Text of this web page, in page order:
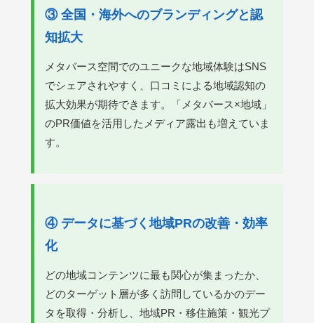
③ 全国・海外へのブランディングと認
知拡大
メタバース空間でのユニークな地域体験はSNS
でシェアされやすく、口コミによる地域認知の
拡大効果が期待できます。「メタバース×地域」
のPR価値を活用したメディア露出も増えていま
す。
④ データに基づく地域PRの改善・効率
化
どの地域コンテンツに最も関心が集まったか、
どのターゲット層が多く訪問しているかのデー
タを取得・分析し、地域PR・移住施策・観光プ